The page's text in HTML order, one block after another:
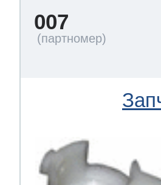
007